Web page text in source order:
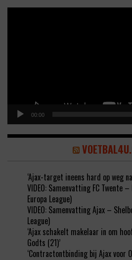
00:00
‘Ajax-target ineens hard op weg
VIDEO: Samenvatting FC Twente
Europa League)
VIDEO: Samenvatting Ajax –
League)
‘Ajax schakelt makelaar in om
Godts (21)’
‘Contractontbinding bij Ajax voor